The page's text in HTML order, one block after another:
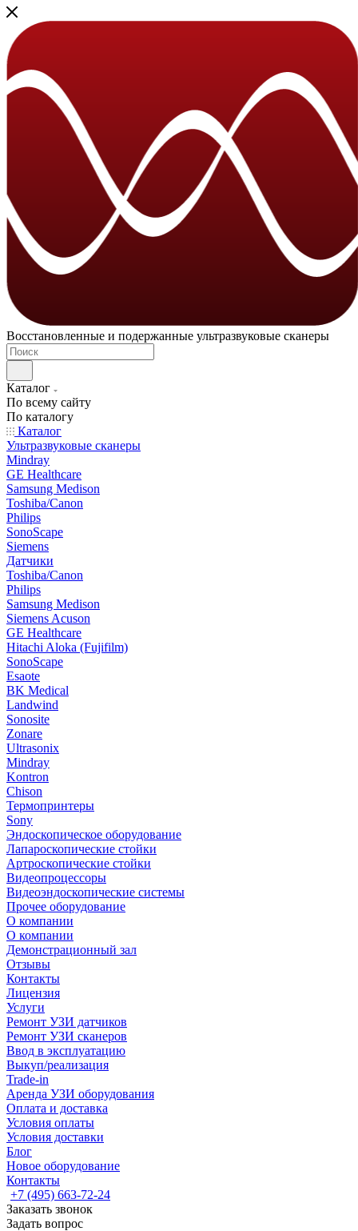
Восстановленные и подержанные ультразвуковые сканеры
Каталог
По всему сайту
По каталогу
Каталог
Ультразвуковые сканеры
Mindray
GE Healthcare
Samsung Medison
Toshiba/Canon
Philips
SonoScape
Siemens
Датчики
Toshiba/Canon
Philips
Samsung Medison
Siemens Acuson
GE Healthcare
Hitachi Aloka (Fujifilm)
SonoScape
Esaote
BK Medical
Landwind
Sonosite
Zonare
Ultrasonix
Mindray
Kontron
Chison
Термопринтеры
Sony
Эндоскопическое оборудование
Лапароскопические стойки
Артроскопические стойки
Видеопроцессоры
Видеоэндоскопические системы
Прочее оборудование
О компании
О компании
Демонстрационный зал
Отзывы
Контакты
Лицензия
Услуги
Ремонт УЗИ датчиков
Ремонт УЗИ сканеров
Ввод в эксплуатацию
Выкуп/реализация
Trade-in
Аренда УЗИ оборудования
Оплата и доставка
Условия оплаты
Условия доставки
Блог
Новое оборудование
Контакты
+7 (495) 663-72-24
Заказать звонок
Задать вопрос